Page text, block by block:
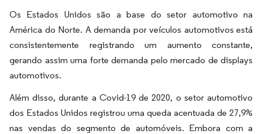
Os Estados Unidos são a base do setor automotivo na
América do Norte. A demanda por veículos automotivos está
consistentemente registrando um aumento constante,
gerando assim uma forte demanda pelo mercado de displays
automotivos.
Além disso, durante a Covid-19 de 2020, o setor automotivo
dos Estados Unidos registrou uma queda acentuada de 27,9%
nas vendas do segmento de automóveis. Embora com a